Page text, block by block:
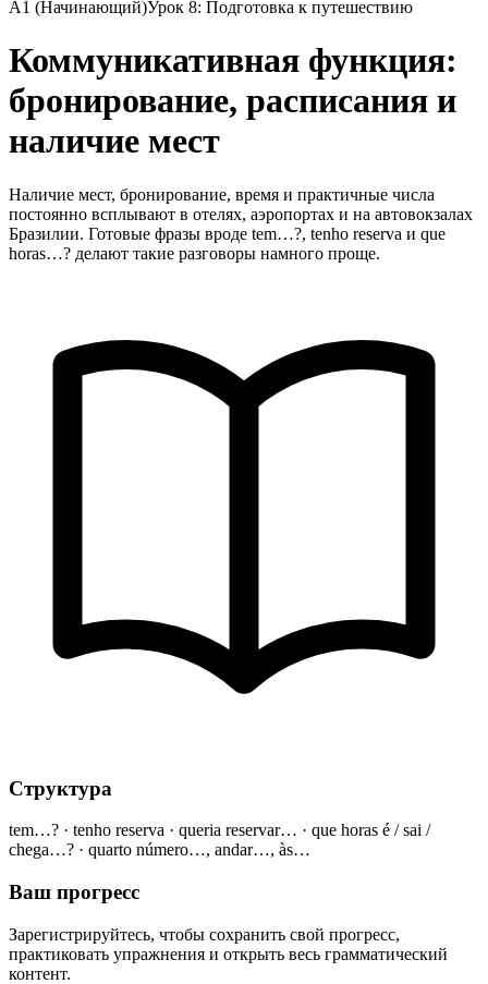
A1 (Начинающий)Урок 8: Подготовка к путешествию
Коммуникативная функция:
бронирование, расписания и
наличие мест
Наличие мест, бронирование, время и практичные числа
постоянно всплывают в отелях, аэропортах и на автовокзалах
Бразилии. Готовые фразы вроде tem…?, tenho reserva и que
horas…? делают такие разговоры намного проще.
Структура
tem…? · tenho reserva · queria reservar… · que horas é / sai /
chega…? · quarto número…, andar…, às…
Ваш прогресс
Зарегистрируйтесь, чтобы сохранить свой прогресс,
практиковать упражнения и открыть весь грамматический
контент.